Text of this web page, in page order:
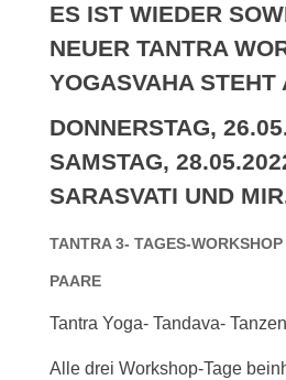
ES IST WIEDER
NEUER TANTRA
YOGASVAHA STEHT
DONNERSTAG,
SAMSTAG,
SARASVATI UND
TANTRA 3- TAGES-
PAARE
Tantra Yoga- Tandava-
Alle drei Workshop-Tage